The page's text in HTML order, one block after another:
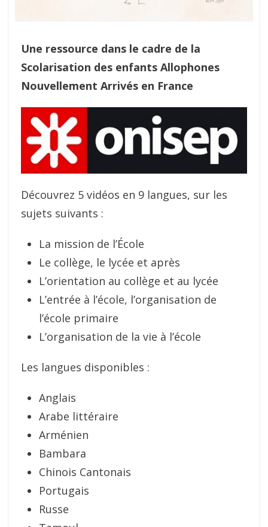
Une ressource dans le cadre de la
Scolarisation des enfants Allophones
Nouvellement Arrivés en France
Découvrez 5 vidéos en 9 langues, sur les
sujets suivants :
La mission de l’École
Le collège, le lycée et après
L’orientation au collège et au lycée
L’entrée à l’école, l’organisation de
l’école primaire
L’organisation de la vie à l’école
Les langues disponibles :
Anglais
Arabe littéraire
Arménien
Bambara
Chinois Cantonais
Portugais
Russe